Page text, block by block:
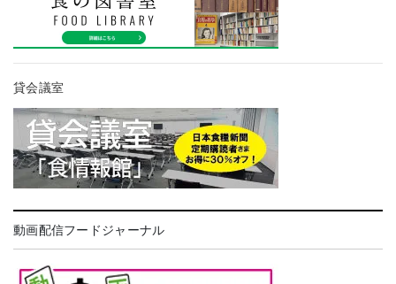
貸会議室
動画配信フードジャーナル